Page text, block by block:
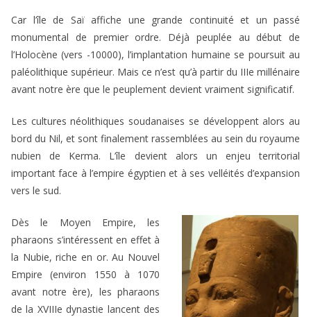
Car l’île de Saï affiche une grande continuité et un passé
monumental de premier ordre. Déjà peuplée au début de
l’Holocène (vers -10000), l’implantation humaine se poursuit au
paléolithique supérieur. Mais ce n’est qu’à partir du IIIe millénaire
avant notre ère que le peuplement devient vraiment significatif.
Les cultures néolithiques soudanaises se développent alors au
bord du Nil, et sont finalement rassemblées au sein du royaume
nubien de Kerma. L’île devient alors un enjeu territorial
important face à l’empire égyptien et à ses velléités d’expansion
vers le sud.
Dès le Moyen Empire, les
pharaons s’intéressent en effet à
la Nubie, riche en or. Au Nouvel
Empire (environ 1550 à 1070
avant notre ère), les pharaons
de la XVIIIe dynastie lancent des